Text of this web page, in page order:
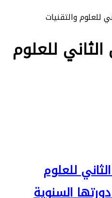
والتقنيات
للعلوم
للعلوم
السنوية